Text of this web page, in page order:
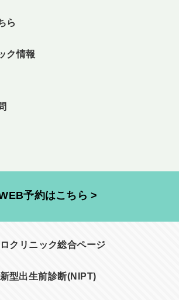
ら
ク情報
予約はこちら >
クリニック総合ページ
新型出生前診断(NIPT)